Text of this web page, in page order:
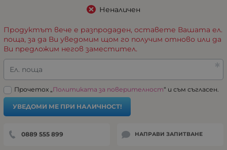
Неналичен
Продуктът вече е разпродаден, оставете Вашата ел.
поща, за да Ви уведомим щом го получим отново или да
Ви предложим негов заместител.
Ел. поща
Прочетох „ Политиката за поверителност“ и съм съгласен.
УВЕДОМИ МЕ ПРИ НАЛИЧНОСТ!
0889 555 899 НАПРАВИ ЗАПИТВАНЕ